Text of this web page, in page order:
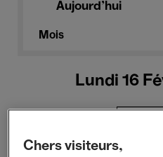
Aujourd'hui
Mois
Lundi 16
Chers visiteurs,